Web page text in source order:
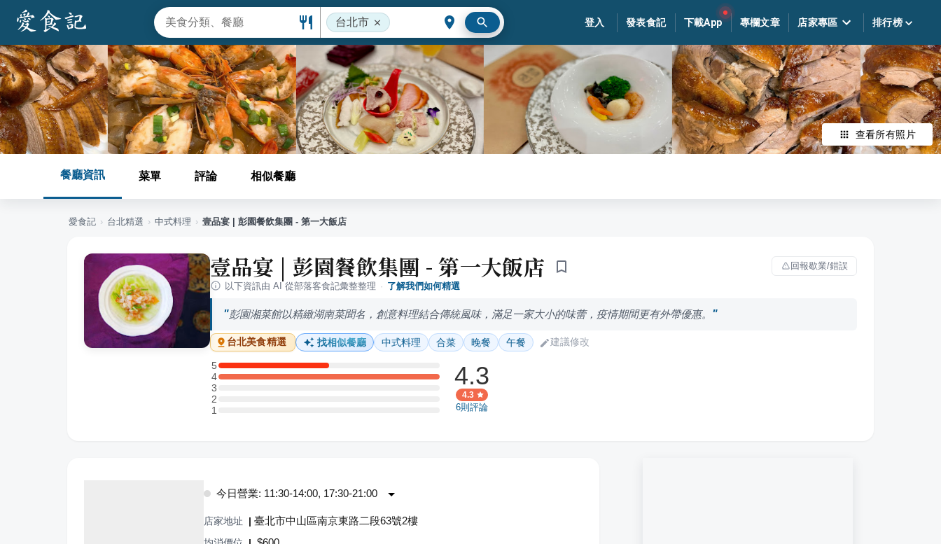
台北市 登入 發表食記 下載App 專欄文章 店家專區 排行榜
查看所有照片
餐廳資訊 菜單 評論 相似餐廳
愛食記 › 台北精選 › 中式料理 › 壹品宴 | 彭園餐飲集團 - 第一大飯店
壹品宴 | 彭園餐飲集團 - 第一大飯店
回報歇業/錯誤
以下資訊由 AI 從部落客食記彙整整理 · 了解我們如何精選
彭園湘菜館以精緻湖南菜聞名，創意料理結合傳統風味，滿足一家大小的味蕾，疫情期間更有外帶優惠。
台北美食精選 找相似餐廳 中式料理 合菜 晚餐 午餐 建議修改
5
5 星：1 則評論
4
4 星：2 則評論
3
3 星：0 則評論
2
2 星：0 則評論
11 星：0 則評論
4.3
4.3
6則評論
今日營業: 11:30-14:00, 17:30-21:00
店家地址 | 臺北市中山區南京東路二段63號2樓